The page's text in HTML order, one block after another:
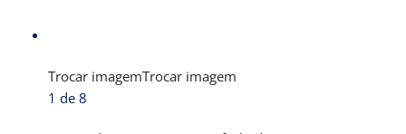
Trocar imagemTrocar imagem
1 de 8